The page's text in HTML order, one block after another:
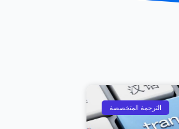
الترجمة المتخصصة